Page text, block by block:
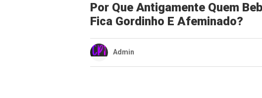
Por Que Antigamente Quem
Fica Gordinho E Afeminado?
Admin